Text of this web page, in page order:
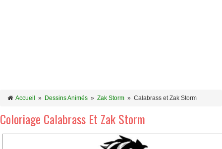
Accueil » Dessins Animés » Zak Storm » Calabrass et Zak Storm
Coloriage Calabrass Et Zak Storm